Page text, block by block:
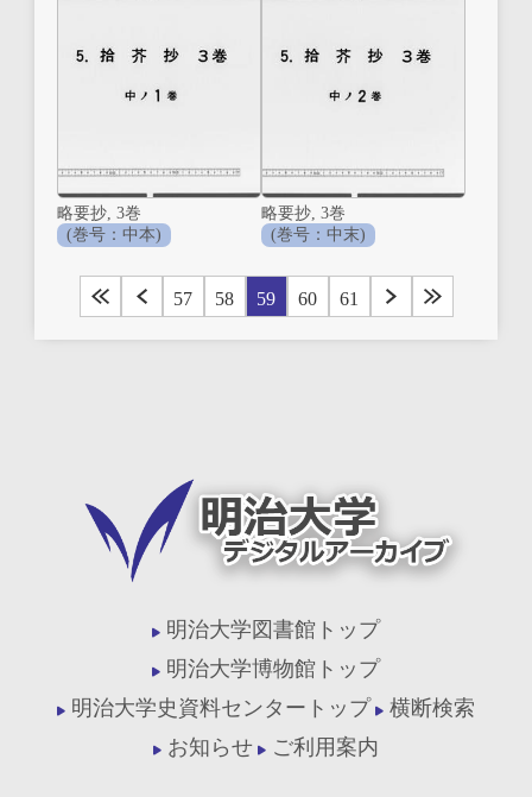
略要抄, 3巻
(巻号：中本)
略要抄, 3巻
(巻号：中末)
57 58 59 60 61
明治大学図書館トップ
明治大学博物館トップ
明治大学史資料センタートップ
横断検索
お知らせ
ご利用案内